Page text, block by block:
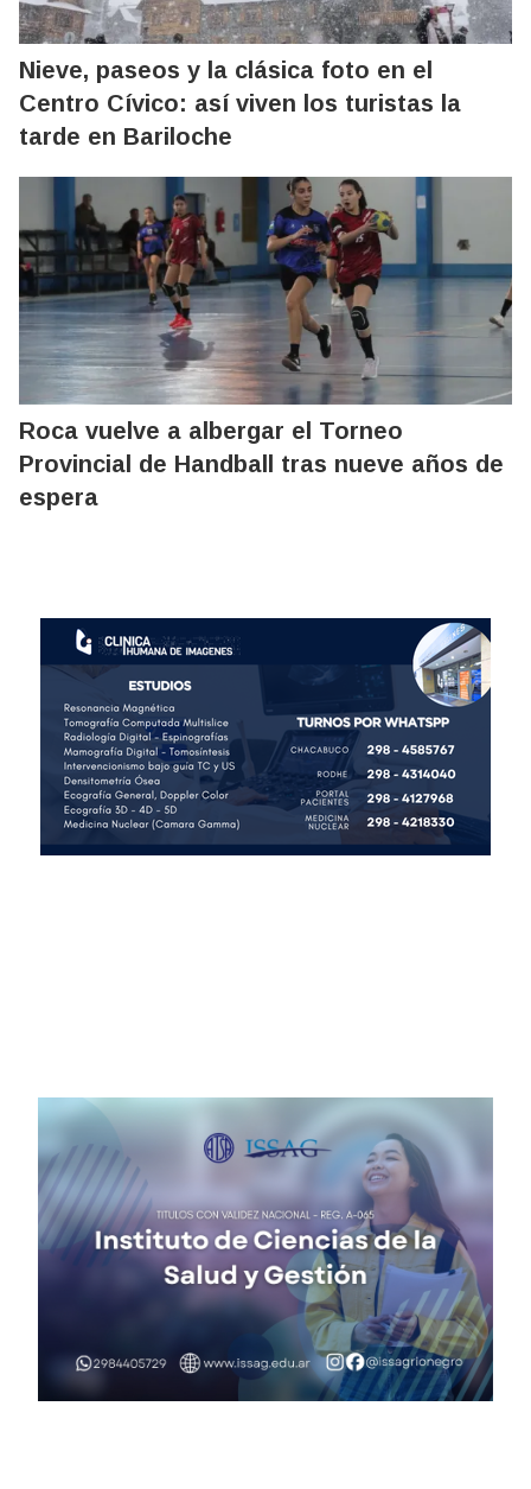
Nieve, paseos y la clásica foto en el
Centro Cívico: así viven los turistas la
tarde en Bariloche
Roca vuelve a albergar el Torneo
Provincial de Handball tras nueve años de
espera